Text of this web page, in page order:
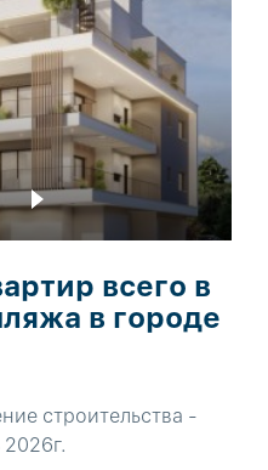
всего в
в городе
строительства -